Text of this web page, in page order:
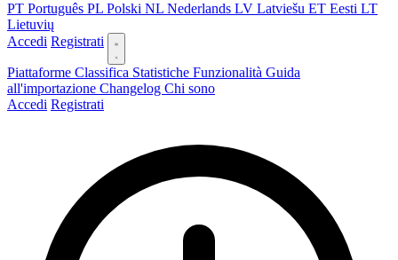
PT Português PL Polski NL Nederlands LV Latviešu ET Eesti LT
Lietuvių
Accedi Registrati
Piattaforme Classifica Statistiche Funzionalità Guida
all'importazione Changelog Chi sono
Accedi Registrati